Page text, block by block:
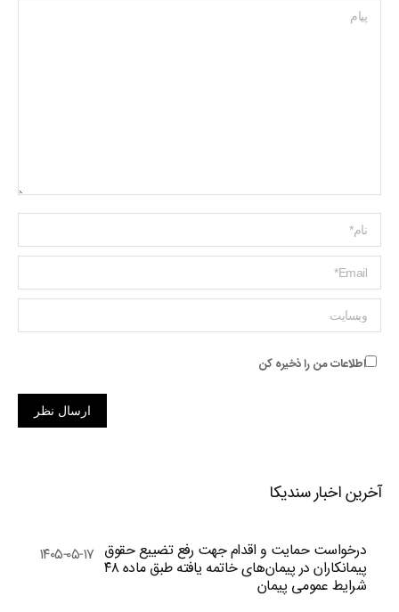
پیام
Name *
ایمیل *
وبسایت
اطلاعات من را ذخیره کن
ارسال نظر
آخرین اخبار سندیکا
درخواست حمایت و اقدام جهت رفع تضییع حقوق
پیمانکاران در پیمان‌های خاتمه یافته طبق ماده ۴۸
شرایط عمومی پیمان
۱۴۰۵-۰۵-۱۷